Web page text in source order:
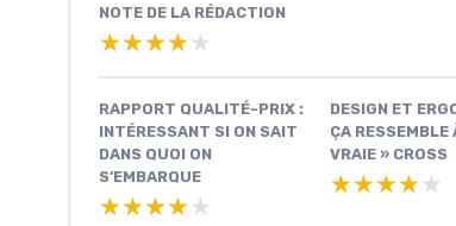
NOTE DE LA RÉDACTION
★★★★★
★★★★★
RAPPORT QUALITÉ-PRIX :
INTÉRESSANT SI ON SAIT
DANS QUOI ON
S’EMBARQUE
★★★★★
★★★★★
DESIGN ET
ÇA RESSEMBLE
VRAIE » CROSS
★★★★★
★★★★★